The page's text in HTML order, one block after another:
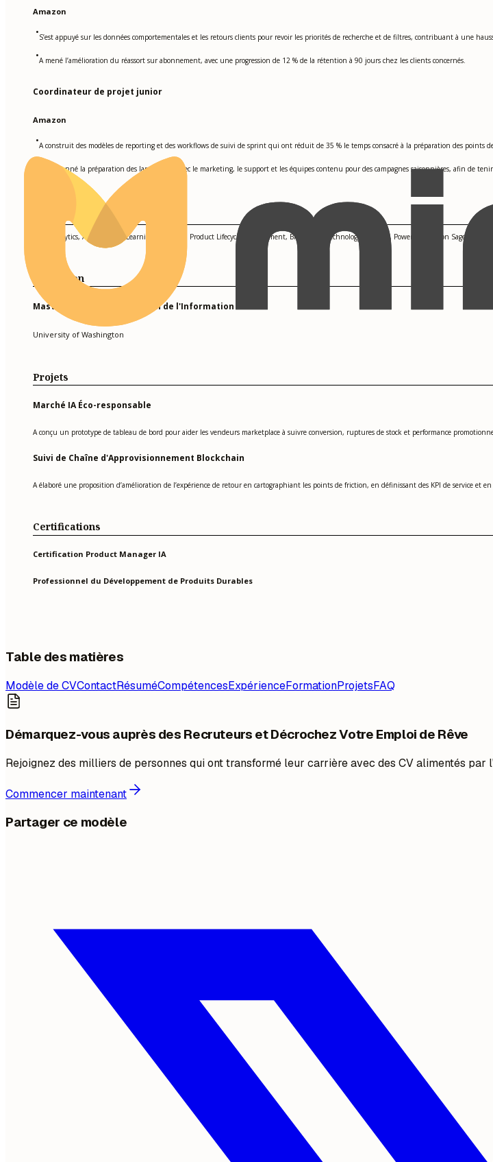
Amazon
•S’est appuyé sur les données comportementales et les retours clients pour revoir les priorités de recherche et de filtres, contribuant à une
•A mené l’amélioration du réassort sur abonnement, avec une progression de 12 % de la rétention à 90 jours chez les clients concernés.
Coordinateur de projet junior
Amazon
•A construit des modèles de reporting et des workflows de suivi de sprint qui ont réduit de 35 % le temps consacré à la préparation des points
A coordonné la préparation des lancements avec le marketing, le support et les équipes contenu pour des campagnes saisonnières, afin de
Compétences
Data Analytics, AI & Machine Learning Platforms, Product Lifecycle Management, Blockchain Technology, Tableau, PowerBI, Amazon SageMaker,
Formation
Master of Science en Gestion de l'Information
University of Washington
Projets
Marché IA Éco-responsable
A conçu un prototype de tableau de bord pour aider les vendeurs marketplace à suivre conversion, ruptures de stock et performance
Suivi de Chaîne d'Approvisionnement Blockchain
A élaboré une proposition d’amélioration de l’expérience de retour en cartographiant les points de friction, en définissant des KPI de service et
Certifications
Certification Product Manager IA
Professionnel du Développement de Produits Durables
Table des matières
Modèle de CVContactRésuméCompétencesExpérienceFormationProjetsFAQ
Démarquez-vous auprès des Recruteurs et Décrochez Votre Emploi de Rêve
Rejoignez des milliers de personnes qui ont transformé leur carrière avec des CV alimentés
Commencer maintenant
Partager ce modèle